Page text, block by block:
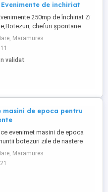
de inchiriat
250mp de închiriat Zi
chefuri șpontane
până la 100 persoane 250 Ron
Maramures
validat
masini de epoca pentru
evenimet masini de epoca
botezuri zile de nastere
Maramures